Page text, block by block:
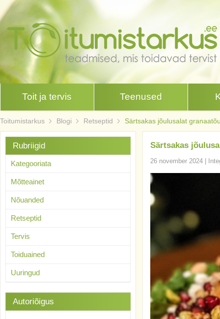
Toit ja tervis Teenused
Toitumistarkus Blogi Retseptid Särtsakas jõulusalat
Särtsakas
26 november 2024
Rubriigid
Kategooriata
Mõtteainet
Nõuanded
Retseptid
Tervis
Toiduained
Uuringud
Autoriõigus